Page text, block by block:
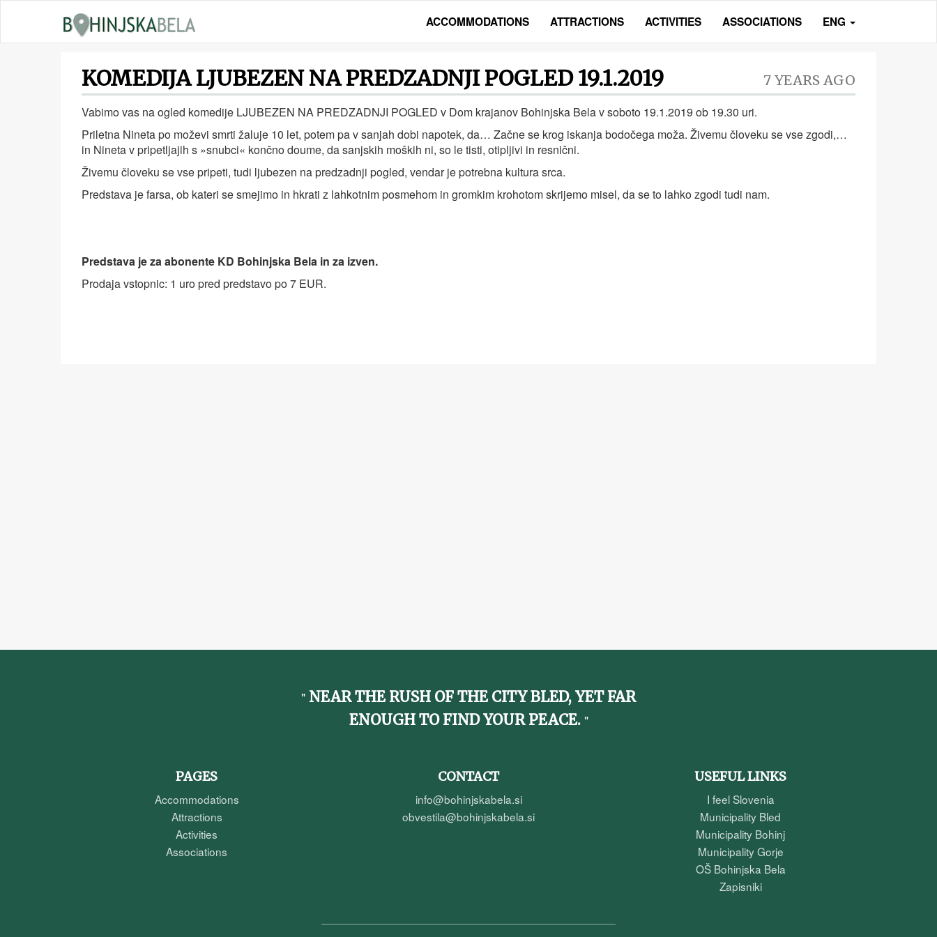
ACCOMMODATIONS ATTRACTIONS ACTIVITIES ASSOCIATIONS ENG
KOMEDIJA LJUBEZEN NA PREDZADNJI POGLED 19.1.2019 7 YEARS AGO
Vabimo vas na ogled komedije LJUBEZEN NA PREDZADNJI POGLED v Dom krajanov Bohinjska Bela v soboto 19.1.2019 ob 19.30 uri.
Priletna Nineta po moževi smrti žaluje 10 let, potem pa v sanjah dobi napotek, da… Začne se krog iskanja bodočega moža. Živemu človeku se vse zgodi,…
in Nineta v pripetljajih s »snubci« končno doume, da sanjskih moških ni, so le tisti, otipljivi in resnični.
Živemu človeku se vse pripeti, tudi ljubezen na predzadnji pogled, vendar je potrebna kultura srca.
Predstava je farsa, ob kateri se smejimo in hkrati z lahkotnim posmehom in gromkim krohotom skrijemo misel, da se to lahko zgodi tudi nam.
Predstava je za abonente KD Bohinjska Bela in za izven.
Prodaja vstopnic: 1 uro pred predstavo po 7 EUR.
NEAR THE RUSH OF THE CITY BLED, YET FAR
ENOUGH TO FIND YOUR PEACE.
PAGES
Accommodations
Attractions
Activities
Associations
CONTACT
info@bohinjskabela.si
obvestila@bohinjskabela.si
USEFUL LINKS
I feel Slovenia
Municipality Bled
Municipality Bohinj
Municipality Gorje
OŠ Bohinjska Bela
Zapisniki